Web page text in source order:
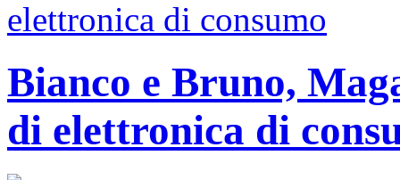
Bianco e Bruno,
di elettronica di